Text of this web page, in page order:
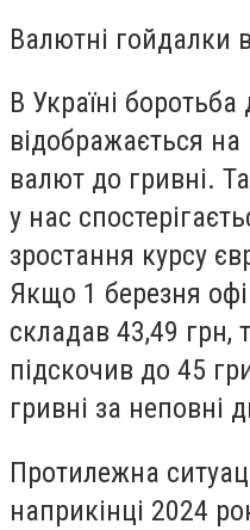
Валютні гойдалки в
В Україні
відображається
валют до гривні.
у нас
зростання курсу
Якщо 1 березня
складав 43,49 грн,
підскочив до 45
гривні за неповні
Протилежна
наприкінці 2024